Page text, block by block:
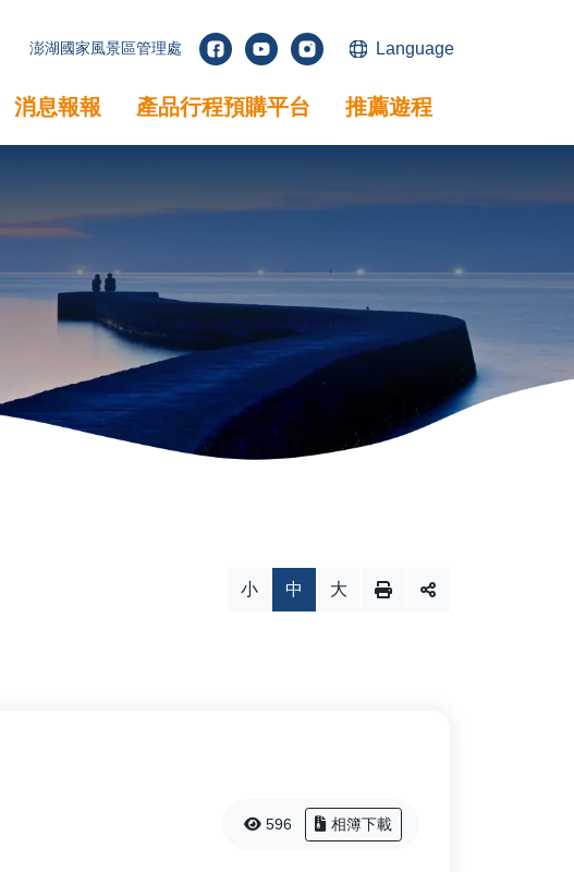
澎湖國家風景區管理處 facebookyoutubeinstagramLanguage
消息報報 產品行程預購平台 推薦遊程
小 中 大
596 相簿下載